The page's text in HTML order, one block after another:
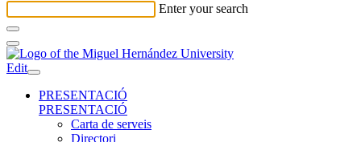
Enter your search
Edit
PRESENTACIÓ
PRESENTACIÓ
Carta de serveis
Directori